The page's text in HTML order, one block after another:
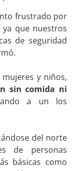
frustrado por
que nuestros
de seguridad
y niños,
sin comida ni
a un los
del norte
de personas
básicas como